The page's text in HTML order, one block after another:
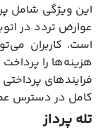
این ویژگی شامل
عوارض تردد در
است. کاربران
هزینه‌ها را
فرایندهای
کامل در دسترس
تله پرداز